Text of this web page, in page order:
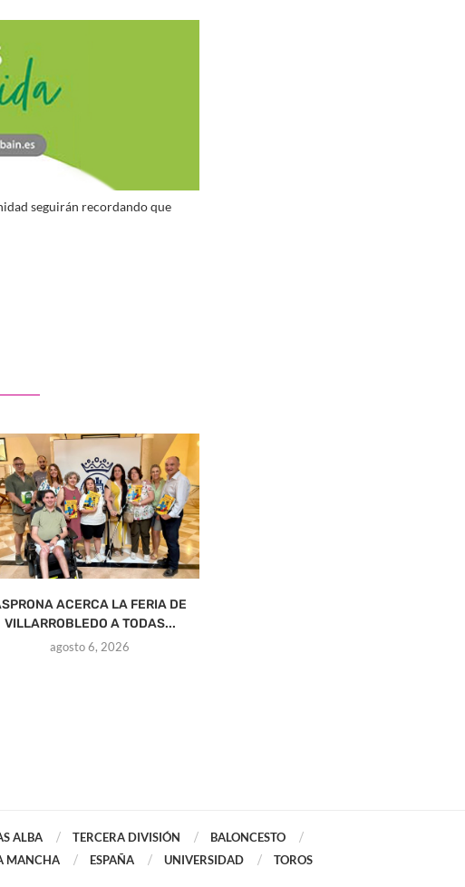
seguirán recordando que
ACERCA LA FERIA DE
VILLARROBLEDO A TODAS...
agosto 6, 2026
ALBA TERCERA DIVISIÓN
BALONCESTO
MANCHA ESPAÑA UNIVERSIDAD TOROS